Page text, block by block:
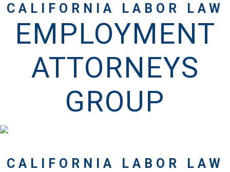
CALIFORNIA LABOR LAW
EMPLOYMENT
ATTORNEYS
GROUP
CALIFORNIA LABOR LAW